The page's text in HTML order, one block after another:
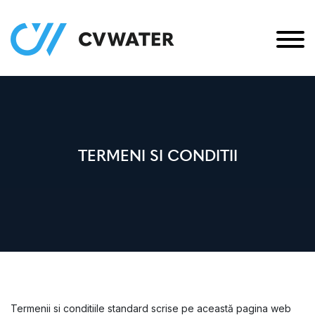
TERMENI SI CONDITII
Termenii si conditiile standard scrise pe această pagina web